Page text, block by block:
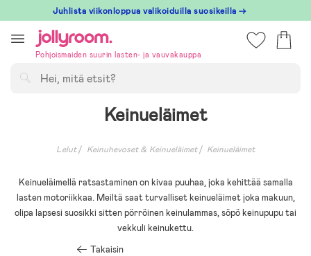
till
innehållet
Juhlista viikonloppua valikoiduilla suosikeilla →
Pohjoismaiden suurin lasten- ja vauvakauppa
Keinueläimet
Lelut Keinuhevoset & Keinueläimet Keinueläimet
Keinueläimellä ratsastaminen on kivaa puuhaa, joka kehittää samalla
lasten motoriikkaa. Meiltä saat turvalliset keinueläimet joka makuun,
olipa lapsesi suosikki sitten pörröinen keinulammas, söpö keinupupu tai
vekkuli keinukettu.
Takaisin